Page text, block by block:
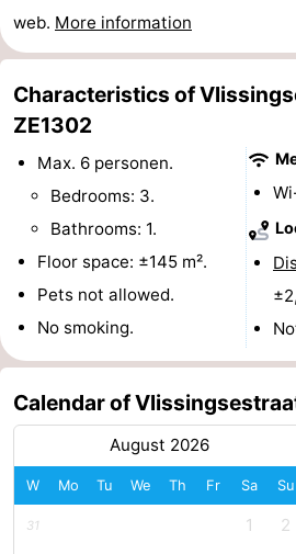
Haamstede
Nature
Kop
van
Schouwen
Walcheren
-
Veere
-
Nature
Oranjezon
Oostkapelle
Nature
de
Domburg
-
Zoutelande
-
Nature
Walcherse
Vlissingen
web. More information
Characteristics of
ZE1302
Max. 6 personen.
Bedrooms: 3.
Bathrooms: 1.
Floor space: ±145 m².
Pets not allowed.
No smoking.
Calendar of
August 2026
W Mo Tu We Th Fr Sa Su
31 1 2